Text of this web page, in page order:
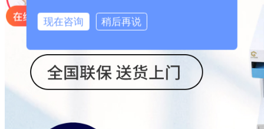
现在咨询 稍后再说